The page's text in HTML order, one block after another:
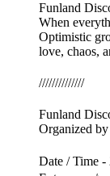
Funland
When
Optimistic
love, chaos,
//////////////
Funland
Organized
Date / Time -